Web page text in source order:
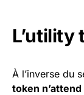
L’utility
À l’inverse du
token